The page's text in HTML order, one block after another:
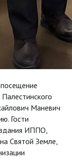
Маневич
Гости
ИППО,
Святой Земле,